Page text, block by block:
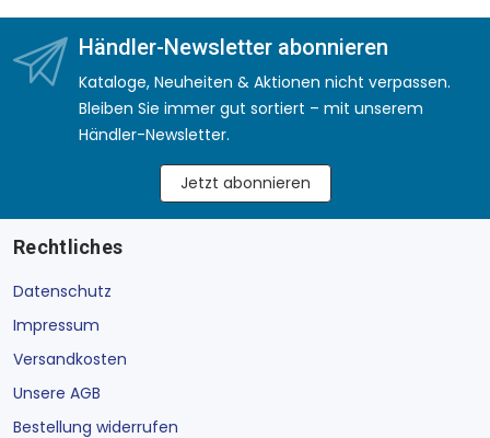
Händler-Newsletter abonnieren
Kataloge, Neuheiten & Aktionen nicht verpassen.
Bleiben Sie immer gut sortiert – mit unserem
Händler-Newsletter.
Jetzt abonnieren
Rechtliches
Datenschutz
Impressum
Versandkosten
Unsere AGB
Bestellung widerrufen